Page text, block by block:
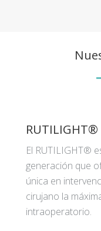
RUTILIGHT®
El RUTILIGHT®
generación que
única en
cirujano la
intraoperatorio.